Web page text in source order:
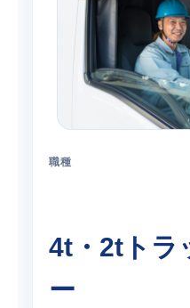
職種
4t・2tトラ
ー